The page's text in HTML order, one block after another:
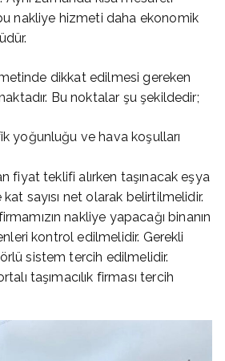
nakliye hizmeti daha ekonomik
dikkat edilmesi gereken
Bu noktalar şu şekildedir;
yoğunluğu ve hava koşulları
fiyat teklifi alırken taşınacak eşya
sayısı net olarak belirtilmelidir.
nakliye yapacağı binanın
kontrol edilmelidir. Gerekli
sistem tercih edilmelidir.
taşımacılık firması tercih